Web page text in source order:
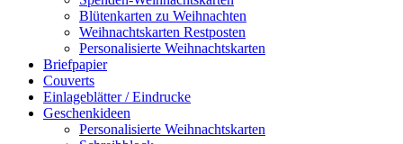
Blütenkarten zu Weihnachten
Weihnachtskarten Restposten
Personalisierte Weihnachtskarten
Briefpapier
Couverts
Einlageblätter / Eindrucke
Geschenkideen
Personalisierte Weihnachtskarten